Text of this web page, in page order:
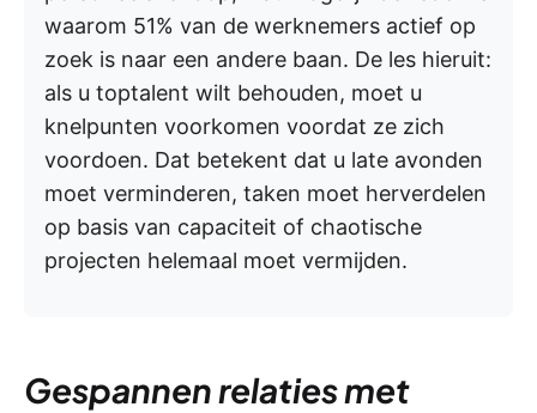
waarom 51% van de werknemers actief op
zoek is naar een andere baan. De les hieruit:
als u toptalent wilt behouden, moet u
knelpunten voorkomen voordat ze zich
voordoen. Dat betekent dat u late avonden
moet verminderen, taken moet herverdelen
op basis van capaciteit of chaotische
projecten helemaal moet vermijden.
Gespannen relaties met